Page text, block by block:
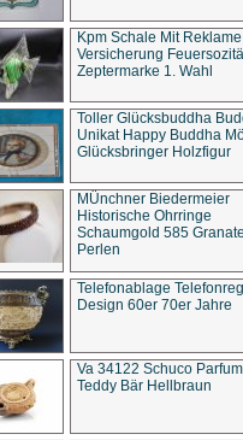
Kpm Schale Mit Reklame
Versicherung
Zeptermarke 1. Wahl
Toller Glücksbuddha
Unikat Happy Buddha
Glücksbringer Holzfigur
MÜnchner Biedermeier
Historische Ohrringe
Schaumgold 585
Perlen
Telefonablage
Design 60er 70er Jahre
Va 34122 Schuco
Teddy Bär Hellbraun